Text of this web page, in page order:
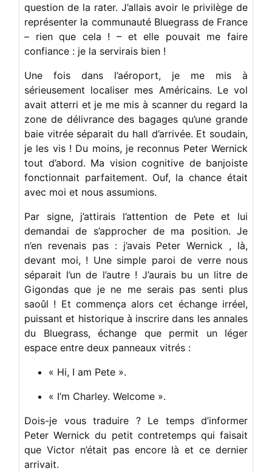
question de la rater. J’allais avoir le privilège de
représenter la communauté Bluegrass de France
– rien que cela ! – et elle pouvait me faire
confiance : je la servirais bien !
Une fois dans l’aéroport, je me mis à
sérieusement localiser mes Américains. Le vol
avait atterri et je me mis à scanner du regard la
zone de délivrance des bagages qu’une grande
baie vitrée séparait du hall d’arrivée. Et soudain,
je les vis ! Du moins, je reconnus Peter Wernick
tout d’abord. Ma vision cognitive de banjoiste
fonctionnait parfaitement. Ouf, la chance était
avec moi et nous assumions.
Par signe, j’attirais l’attention de Pete et lui
demandai de s’approcher de ma position. Je
n’en revenais pas : j’avais Peter Wernick , là,
devant moi, ! Une simple paroi de verre nous
séparait l’un de l’autre ! J’aurais bu un litre de
Gigondas que je ne me serais pas senti plus
saoûl ! Et commença alors cet échange irréel,
puissant et historique à inscrire dans les annales
du Bluegrass, échange que permit un léger
espace entre deux panneaux vitrés :
« Hi, I am Pete ».
« I’m Charley. Welcome ».
Dois-je vous traduire ? Le temps d’informer
Peter Wernick du petit contretemps qui faisait
que Victor n’était pas encore là et ce dernier
arrivait.